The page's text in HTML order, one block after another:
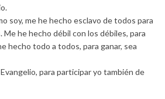
soy, me he hecho esclavo de todos para
Me he hecho débil con los débiles, para
hecho todo a todos, para ganar, sea
para participar yo también de